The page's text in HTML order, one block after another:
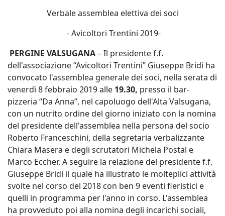
Verbale assemblea elettiva dei soci
- Avicoltori Trentini 2019-
PERGINE VALSUGANA– Il presidente f.f.
dell'associazione “Avicoltori Trentini” Giuseppe Bridi ha
convocato l'assemblea generale dei soci, nella serata di
venerdì 8 febbraio 2019 alle 19.30, presso il bar-
pizzeria “Da Anna”, nel capoluogo dell'Alta Valsugana,
con un nutrito ordine del giorno iniziato con la nomina
del presidente dell'assemblea nella persona del socio
Roberto Franceschini, della segretaria verbalizzante
Chiara Masera e degli scrutatori Michela Postal e
Marco Eccher. A seguire la relazione del presidente f.f.
Giuseppe Bridi il quale ha illustrato le molteplici attività
svolte nel corso del 2018 con ben 9 eventi fieristici e
quelli in programma per l'anno in corso. L'assemblea
ha provveduto poi alla nomina degli incarichi sociali,